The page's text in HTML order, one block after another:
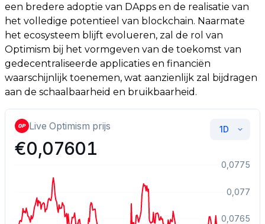
een bredere adoptie van DApps en de realisatie van
het volledige potentieel van blockchain. Naarmate
het ecosysteem blijft evolueren, zal de rol van
Optimism bij het vormgeven van de toekomst van
gedecentraliseerde applicaties en financiën
waarschijnlijk toenemen, wat aanzienlijk zal bijdragen
aan de schaalbaarheid en bruikbaarheid.